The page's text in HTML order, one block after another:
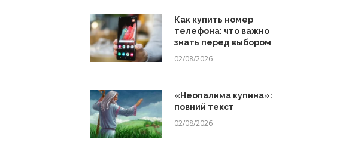
Как купить номер
телефона: что важно
знать перед выбором
02/08/2026
«Неопалима купина»:
повний текст
02/08/2026